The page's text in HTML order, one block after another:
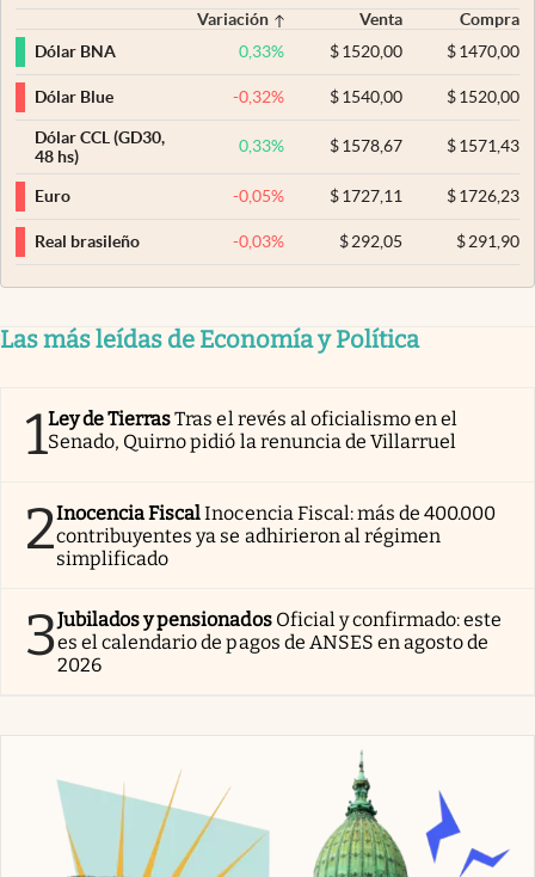
Variación Venta
Compra
Dólar BNA
0,33% $ 1520,00 $1470,00
Dólar Blue -0,32% $ 1540,00 $1520,00
Dólar CCL (GD30,
48 hs)
0,33% $ 1578,67 $1571,43
Euro -0,05% $ 1727,11 $1726,23
Real brasileño -0,03% $ 292,05 $291,90
Las más leídas de Economía y Política
1Ley de TierrasTras el revés al oficialismo en el
Senado, Quirno pidió la renuncia de Villarruel
2Inocencia FiscalInocencia Fiscal: más de 400.000
contribuyentes ya se adhirieron al régimen
simplificado
3Jubilados y pensionados Oficial y confirmado: este
es el calendario de pagos de ANSES en agosto de
2026